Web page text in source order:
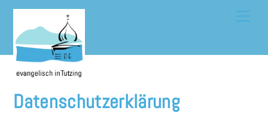
Skip
content
Datenschutzerklärung